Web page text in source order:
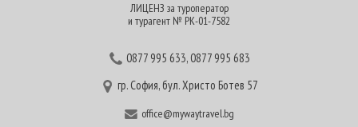
ЛИЦЕНЗ за туроператор
и турагент № РК-01-7582
0877 995 633,0877 995 683
гр. София, бул. Христо Ботев 57
office@mywaytravel.bg